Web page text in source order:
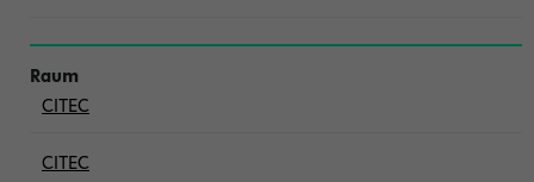
CITEC
CITEC